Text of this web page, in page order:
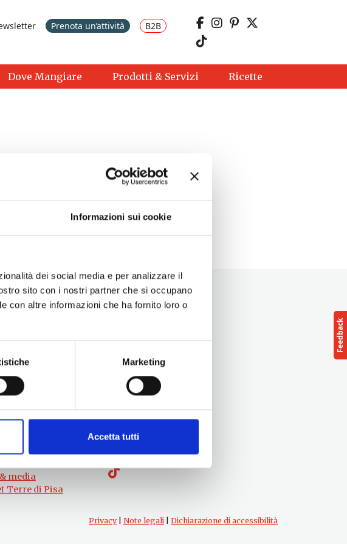
Informazioni sui cookie
dei social media e per analizzare il
sito con i nostri partner che si occupano
con altre informazioni che ha fornito loro o
Marketing
Accetta tutti
Prenota un’attività B2B
Dove Mangiare Prodotti & Servizi Ricette
e Servizi
media
Terre di Pisa
Seguici su
Privacy| Note legali Dichiarazione di accessibilità